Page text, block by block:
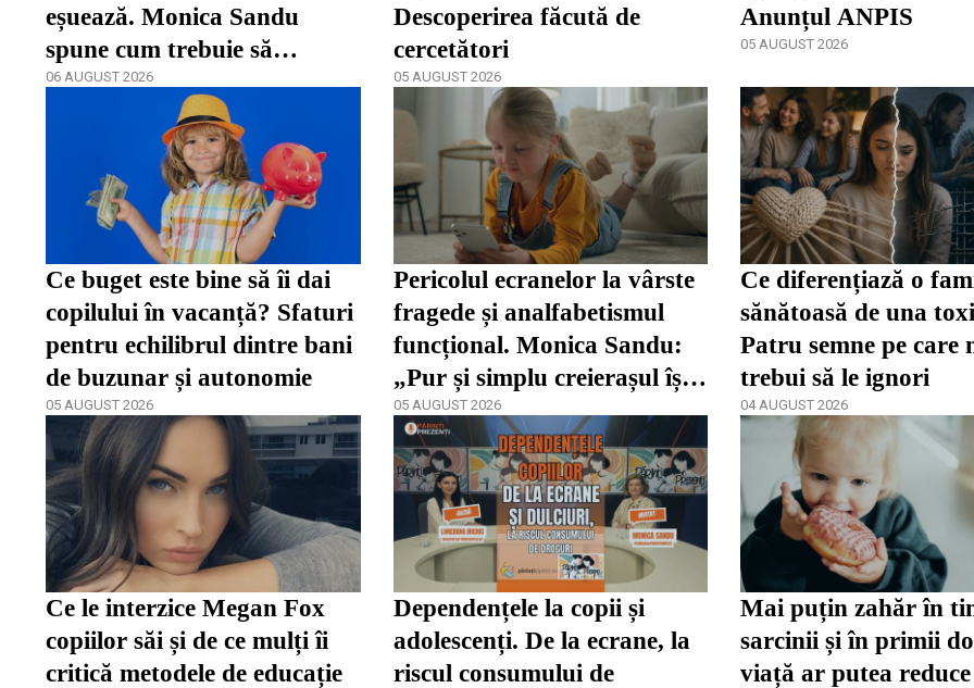
eșuează. Monica Sandu
spune cum trebuie să
reacționeze părinții în fața
dependenței / video
06 AUGUST 2026
Descoperirea făcută de
cercetători
05 AUGUST 2026
Anunțul ANPIS
05 AUGUST 2026
Ce buget este bine să îi dai
copilului în vacanță? Sfaturi
pentru echilibrul dintre bani
de buzunar și autonomie
05 AUGUST 2026
Pericolul ecranelor la vârste
fragede și analfabetismul
funcțional. Monica Sandu:
„Pur și simplu creierașul își
inhibă multe abilități”
05 AUGUST 2026
Ce diferențiază o
sănătoasă de una
Patru semne pe care
trebui să le ignori
04 AUGUST 2026
Ce le interzice Megan Fox
copiilor săi și de ce mulți îi
critică metodele de educație
Dependențele la copii și
adolescenți. De la ecrane, la
riscul consumului de
Mai puțin zahăr în
sarcinii și în primii
viață ar putea